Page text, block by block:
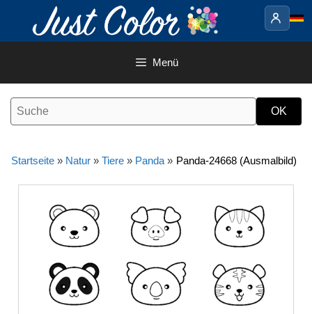
Inhalt
Menü
Startseite » Natur » Tiere » Panda » Panda-24668 (Ausmalbild)